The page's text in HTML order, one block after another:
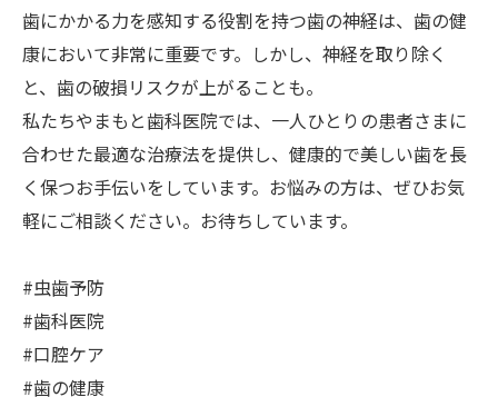
歯にかかる力を感知する役割を持つ歯の神経は、歯の健
康において非常に重要です。しかし、神経を取り除く
と、歯の破損リスクが上がることも。
私たちやまもと歯科医院では、一人ひとりの患者さまに
合わせた最適な治療法を提供し、健康的で美しい歯を長
く保つお手伝いをしています。お悩みの方は、ぜひお気
軽にご相談ください。お待ちしています。
#虫歯予防
#歯科医院
#口腔ケア
#歯の健康